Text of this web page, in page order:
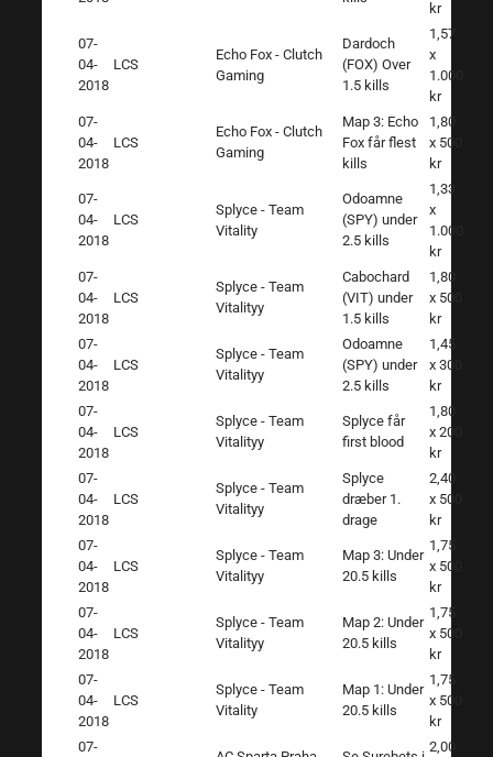
kr
07-
04-
2018
LCS
Echo Fox - Clutch
Gaming
Dardoch
(FOX) Over
1.5 kills
1,57
x
1.000
kr
07-
04-
2018
LCS
Echo Fox - Clutch
Gaming
Map 3: Echo
Fox får flest
kills
1,80
x 500
kr
07-
04-
2018
LCS
Splyce - Team
Vitality
Odoamne
(SPY) under
2.5 kills
1,33
x
1.000
kr
07-
04-
2018
LCS
Splyce - Team
Vitalityy
Cabochard
(VIT) under
1.5 kills
1,80
x 500
kr
07-
04-
2018
LCS
Splyce - Team
Vitalityy
Odoamne
(SPY) under
2.5 kills
1,45
x 300
kr
07-
04-
2018
LCS
Splyce - Team
Vitalityy
Splyce får
first blood
1,80
x 200
kr
07-
04-
2018
LCS
Splyce - Team
Vitalityy
Splyce
dræber 1.
drage
2,40
x 500
kr
07-
04-
2018
LCS
Splyce - Team
Vitalityy
Map 3: Under
20.5 kills
1,75
x 500
kr
07-
04-
2018
LCS
Splyce - Team
Vitalityy
Map 2: Under
20.5 kills
1,75
x 500
kr
07-
04-
2018
LCS
Splyce - Team
Vitality
Map 1: Under
20.5 kills
1,75
x 500
kr
07-
2,00